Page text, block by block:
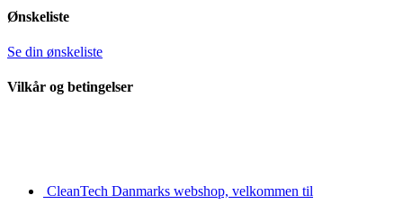
Ønskeliste
Se din ønskeliste
Vilkår og betingelser
CleanTech Danmarks webshop, velkommen til